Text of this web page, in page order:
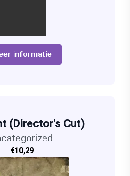
informatie
(Director's Cut)
€10,29